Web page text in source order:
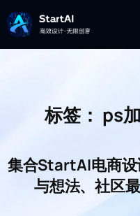
标签： ps
集合StartAI电商设
与想法、社区